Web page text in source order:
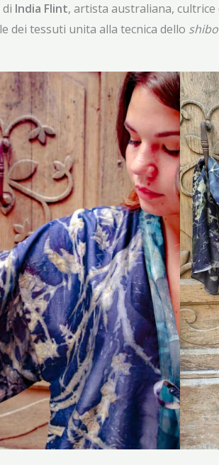
India Flint, artista australiana,
dei tessuti unita alla tecnica dello